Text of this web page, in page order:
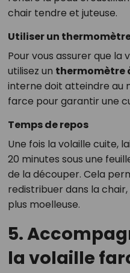
chair tendre et juteuse.
Utiliser un
Pour vous assurer que
utilisez un thermomètre
interne doit atteindre au
farce pour garantir une
Temps de repos
Une fois la volaille cuite,
20 minutes sous une
de la découper. Cela
redistribuer dans la
plus moelleuse.
5.
la volaille